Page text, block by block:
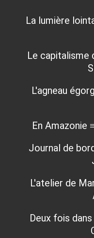
La lumière
Le capitalisme
L'agneau
En Amazonie
Journal de
L'atelier de
Deux fois